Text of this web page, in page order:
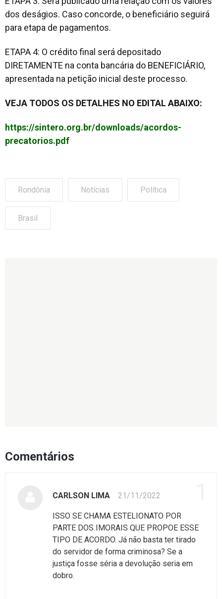
dos deságios. Caso concorde, o beneficiário seguirá
para etapa de pagamentos.
ETAPA 4: O crédito final será depositado
DIRETAMENTE na conta bancária do BENEFICIÁRIO,
apresentada na petição inicial deste processo.
VEJA TODOS OS DETALHES NO EDITAL ABAIXO:
https://sintero.org.br/downloads/acordos-
precatorios.pdf
Rondônia Notícias Política
Brasil
Comentários
CARLSON LIMA 21/11/2022
ISSO SE CHAMA ESTELIONATO POR
PARTE DOS IMORAIS QUE PROPOE ESSE
TIPO DE ACORDO. Já não basta ter tirado
do servidor de forma criminosa? Se a
justiça fosse séria a devolução seria em
dobro.